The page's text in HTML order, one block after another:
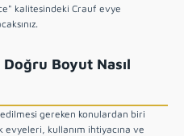
kalitesindeki Crauf evye
Boyut Nasıl
gereken konulardan biri
evyeleri, kullanım ihtiyacına ve